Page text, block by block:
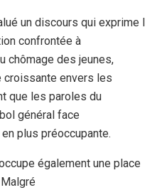
un discours qui exprime l
confrontée à
chômage des jeunes,
croissante envers les
que les paroles du
général face
plus préoccupante.
également une place